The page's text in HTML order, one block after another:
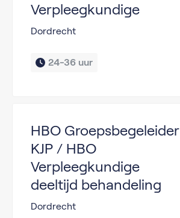
Verpleegkundige
Dordrecht
24-36 uur
HBO Groepsbegeleider
KJP / HBO
Verpleegkundige
deeltijd behandeling
Dordrecht